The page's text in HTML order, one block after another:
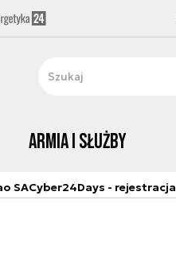
Armia i Służby
SACyber24Days - rejestracja